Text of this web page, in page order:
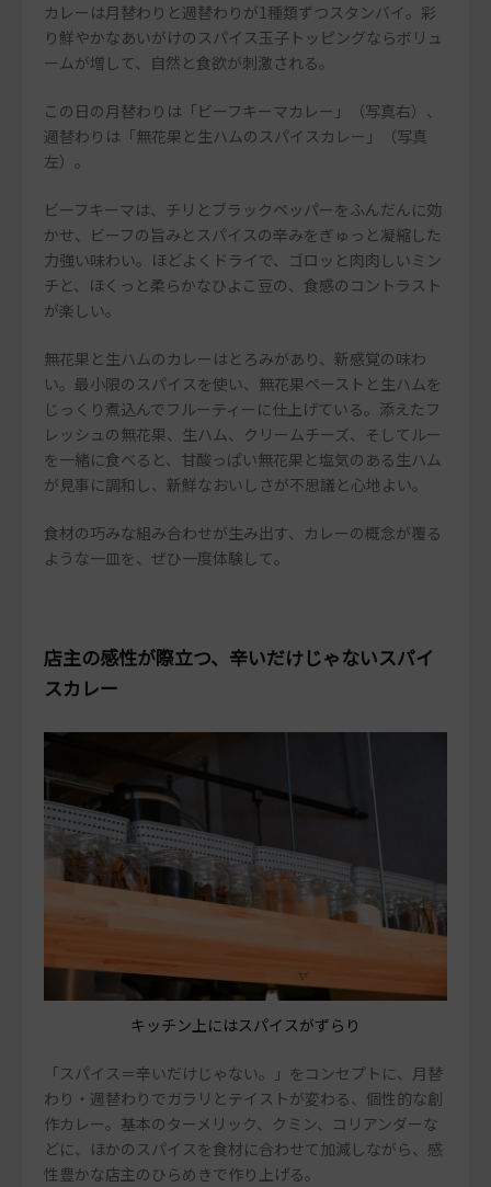
カレーは月替わりと週替わりが1種類ずつスタンバイ。彩
り鮮やかなあいがけのスパイス玉子トッピングならボリュ
ームが増して、自然と食欲が刺激される。
この日の月替わりは「ビーフキーマカレー」（写真右）、
週替わりは「無花果と生ハムのスパイスカレー」（写真
左）。
ビーフキーマは、チリとブラックペッパーをふんだんに効
かせ、ビーフの旨みとスパイスの辛みをぎゅっと凝縮した
力強い味わい。ほどよくドライで、ゴロッと肉肉しいミン
チと、ほくっと柔らかなひよこ豆の、食感のコントラスト
が楽しい。
無花果と生ハムのカレーはとろみがあり、新感覚の味わ
い。最小限のスパイスを使い、無花果ペーストと生ハムを
じっくり煮込んでフルーティーに仕上げている。添えたフ
レッシュの無花果、生ハム、クリームチーズ、そしてルー
を一緒に食べると、甘酸っぱい無花果と塩気のある生ハム
が見事に調和し、新鮮なおいしさが不思議と心地よい。
食材の巧みな組み合わせが生み出す、カレーの概念が覆る
ような一皿を、ぜひ一度体験して。
店主の感性が際立つ、辛いだけじゃないスパイ
スカレー
キッチン上にはスパイスがずらり
「スパイス＝辛いだけじゃない。」をコンセプトに、月替
わり・週替わりでガラリとテイストが変わる、個性的な創
作カレー。基本のターメリック、クミン、コリアンダーな
どに、ほかのスパイスを食材に合わせて加減しながら、感
性豊かな店主のひらめきで作り上げる。